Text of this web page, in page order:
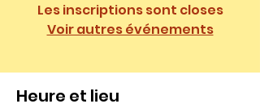
Les inscriptions sont closes
Voir autres événements
Heure et lieu